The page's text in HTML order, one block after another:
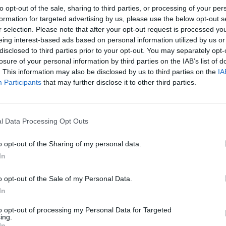
opt-out of the sale, sharing to third parties, or processing of your
for targeted advertising by us, please use the below opt-out
selection. Please note that after your opt-out request is processed
interest-based ads based on personal information utilized by us
to third parties prior to your opt-out. You may separately
of your personal information by third parties on the IAB’s list of
This information may also be disclosed by us to third parties on the
Participants that may further disclose it to other third parties.
Data Processing Opt Outs
opt-out of the Sharing of my personal data.
opt-out of the Sale of my Personal Data.
opt-out of processing my Personal Data for Targeted
μεταξύ γονέων και παιδιών.
Αντιμετώπισης Ενδοοικογενειακής
Αστυνόμος Α΄Αριστέα Μαρούλη,
και τις παρεμβάσεις της ΕΛ.ΑΣ.,
βρίσκουν καταφύγιο πολλές γυναίκες-
παρευρισκομένων σχετικά με τη
οποίους μπορεί να προστατευθεί
βίας.
ευχαρίστησε την Πρόεδρο και τα μέλη
Σπάρτης, εξήρε τη συμβολή τους
ο ίδιος προσωπικά θα στηρίζουν κάθε